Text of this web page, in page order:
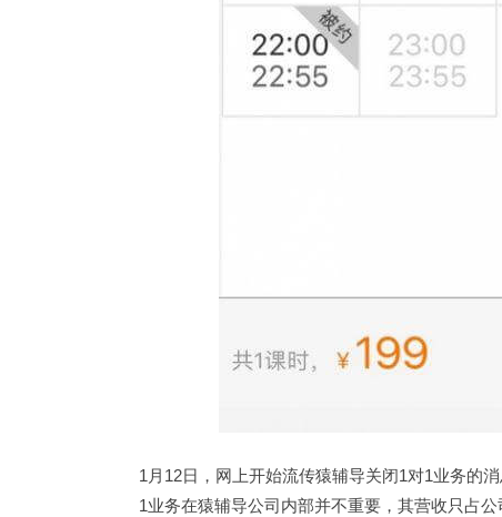
1月12日，网上开始流传猿辅导关闭1对1业务的
1业务在猿辅导公司内部并不重要，其营收只占